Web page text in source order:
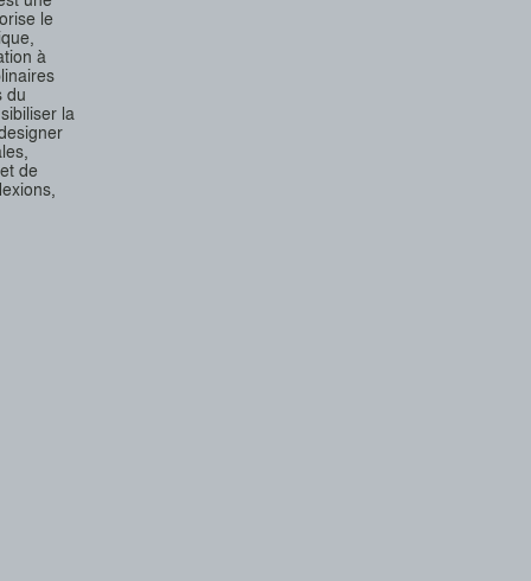
le
à
du
la
de